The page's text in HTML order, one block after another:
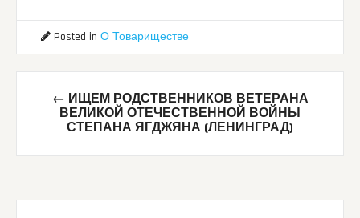
Posted in О Товариществе
Post
navigation
← ИЩЕМ РОДСТВЕННИКОВ ВЕТЕРАНА
ВЕЛИКОЙ ОТЕЧЕСТВЕННОЙ ВОЙНЫ
СТЕПАНА ЯГДЖЯНА (ЛЕНИНГРАД)